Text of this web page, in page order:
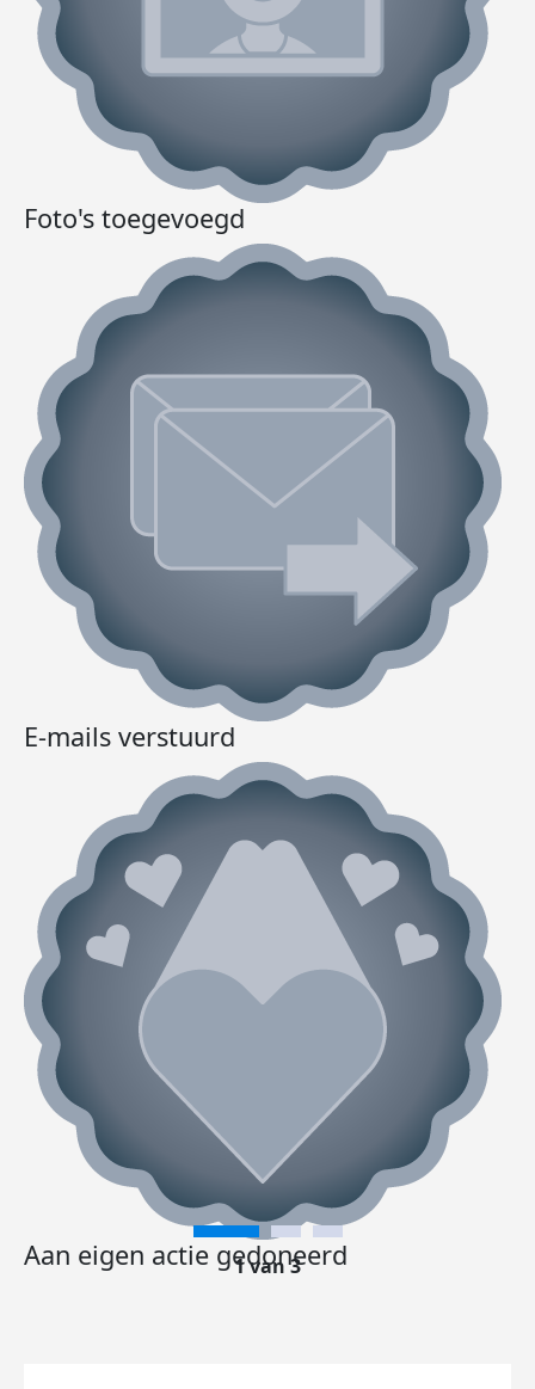
Foto's toegevoegd
E-mails verstuurd
Aan eigen actie gedoneerd
1 van 3